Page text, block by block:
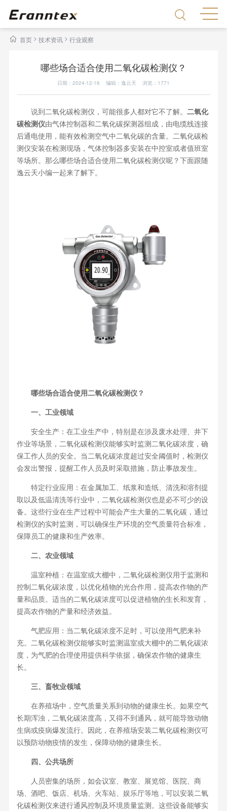
首页> 技术资讯 > 行业观察
哪些场合适合使用二氧化碳检测仪？
日期：2024-12-16 编辑：逸云天 浏览： 1771
说到二氧化碳检测仪，可能很多人都对它不了解。 二氧化
碳检测仪由气体控制器和二氧化碳探测器组成，由电缆线连接
后通电使用，能有效检测空气中二氧化碳的含量。二氧化碳检
测仪安装在检测现场，气体控制器多安装在中控室或者值班室
等场所。那么哪些场合适合使用二氧化碳检测仪呢？下面跟随
逸云天小编一起来了解下。
哪些场合适合使用二氧化碳检测仪？
一、工业领域
安全生产：在工业生产中，特别是在涉及废水处理、井下
作业等场景，二氧化碳检测仪能够实时监测二氧化碳浓度，确
保工作人员的安全。当二氧化碳浓度超过安全阈值时，检测仪
会发出警报，提醒工作人员及时采取措施，防止事故发生。
特定行业应用：在金属加工、纸浆和造纸、清洗和溶剂提
取以及低温清洗等行业中，二氧化碳检测仪也是必不可少的设
备。这些行业在生产过程中可能会产生大量的二氧化碳，通过
检测仪的实时监测，可以确保生产环境的空气质量符合标准，
保障员工的健康和生产效率。
二、农业领域
温室种植：在温室或大棚中，二氧化碳检测仪用于监测和
控制二氧化碳浓度，以优化植物的光合作用，提高农作物的产
量和品质。适当的二氧化碳浓度可以促进植物的生长和发育，
提高农作物的产量和经济效益。
气肥应用：当二氧化碳浓度不足时，可以使用气肥来补
充。二氧化碳检测仪能够实时监测温室或大棚中的二氧化碳浓
度，为气肥的合理使用提供科学依据，确保农作物的健康生
长。
三、畜牧业领域
在养殖场中，空气质量关系到动物的健康生长。如果空气
长期浑浊，二氧化碳浓度高，又得不到通风，就可能导致动物
生病或疫病爆发流行。因此，在养殖场安装二氧化碳检测仪可
以预防动物疫情的发生，保障动物的健康生长。
四、公共场所
人员密集的场所，如会议室、教室、展览馆、医院、商
场、酒吧、饭店、机场、火车站、娱乐厅等地，可以安装二氧
化碳检测仪来进行通风控制及环境质量监测。这些设备能够实